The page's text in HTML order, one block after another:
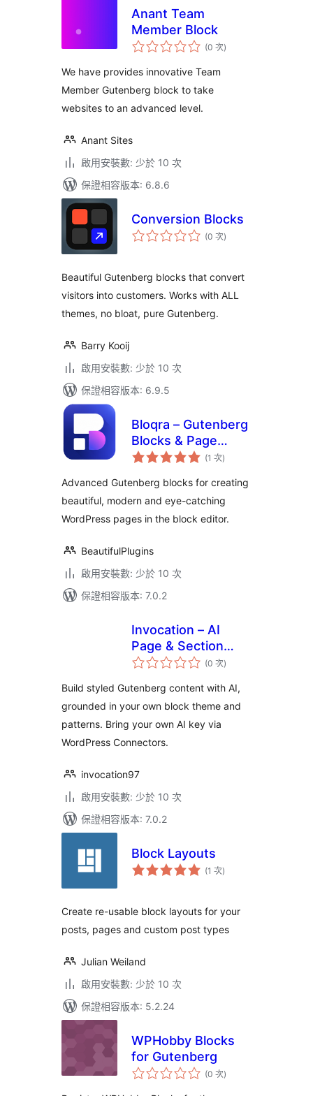
Anant Team
Member Block
(0 次評
分)
We have provides innovative Team
Member Gutenberg block to take
websites to an advanced level.
Anant Sites
啟用安裝數: 少於 10 次
保證相容版本: 6.8.6
Conversion Blocks
(0 次評
分)
Beautiful Gutenberg blocks that convert
visitors into customers. Works with ALL
themes, no bloat, pure Gutenberg.
Barry Kooij
啟用安裝數: 少於 10 次
保證相容版本: 6.9.5
Bloqra – Gutenberg
Blocks & Page
Builder for Block
(1 次評
分
數
)
Advanced Gutenberg blocks for creating
beautiful, modern and eye-catching
WordPress pages in the block editor.
BeautifulPlugins
啟用安裝數: 少於 10 次
保證相容版本: 7.0.2
Invocation – AI
Page & Section
Builder
(0 次評
分
數
)
Build styled Gutenberg content with AI,
grounded in your own block theme and
patterns. Bring your own AI key via
WordPress Connectors.
invocation97
啟用安裝數: 少於 10 次
保證相容版本: 7.0.2
Block Layouts
(1 次評
分)
Create re-usable block layouts for your
posts, pages and custom post types
Julian Weiland
啟用安裝數: 少於 10 次
保證相容版本: 5.2.24
WPHobby Blocks
for Gutenberg
(0 次評
分)